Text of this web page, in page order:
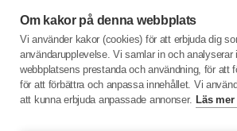
Om kakor på denna webbplats
Vi använder kakor (cookies) för att erbjuda dig
användarupplevelse. Vi samlar in och analyserar
webbplatsens prestanda och användning, för att
för att förbättra och anpassa innehållet. Vi
att kunna erbjuda anpassade annonser. Läs
Resor
Vi påverkar
Hälsa och träning